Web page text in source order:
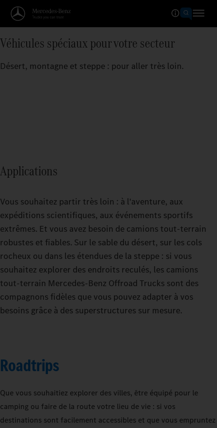
Véhicules spéciaux pour votre secteur
Désert, montagne et steppe : pour aller très loin.
Applications
Vous souhaitez partir très loin : à l'aventure, aux
expéditions scientifiques, aux événements sportifs
extrêmes. Et vous avez besoin de camions tout-terrain
robustes et fiables. Sur le sable du désert, sur les cols
rocheux ou dans les étendues de la steppe : si vous
souhaitez explorer des endroits reculés, les camions
tout-terrain Mercedes-Benz Offroad Trucks sont des
compagnons fidèles que vous pouvez adapter à vos
besoins grâce à des superstructures sur mesure.
Roadtrips
Que vous souhaitiez explorer des villes, être équipé pour le
camping ou faire de la route votre lieu de vie : si vos
destinations sont facilement accessibles et que vous empruntez